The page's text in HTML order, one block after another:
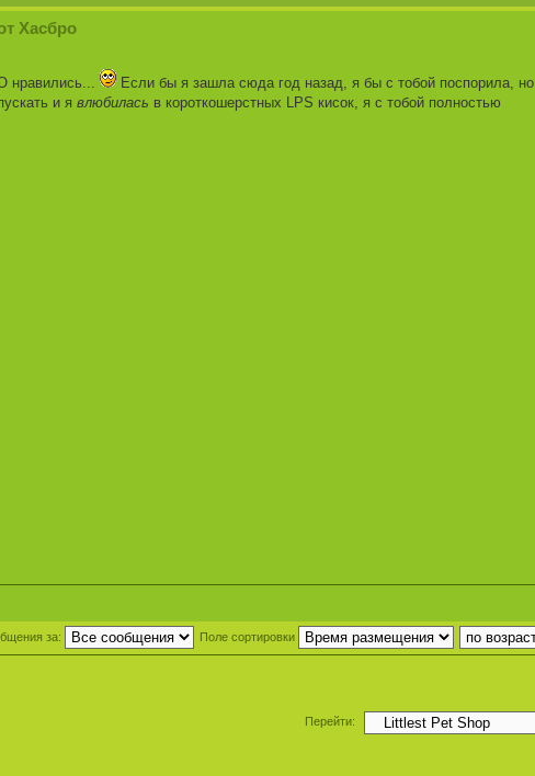
Хасбро
Если бы я зашла сюда год назад, я бы с тобой поспорила, но
и я влюбилась в короткошерстных LPS кисок, я с тобой полностью
за: Поле сортировки
Перейти: